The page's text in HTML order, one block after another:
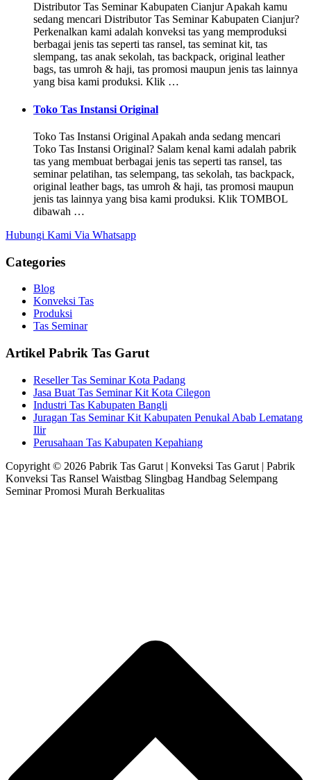
Distributor Tas Seminar Kabupaten Cianjur Apakah kamu
sedang mencari Distributor Tas Seminar Kabupaten Cianjur?
Perkenalkan kami adalah konveksi tas yang memproduksi
berbagai jenis tas seperti tas ransel, tas seminat kit, tas
slempang, tas anak sekolah, tas backpack, original leather
bags, tas umroh & haji, tas promosi maupun jenis tas lainnya
yang bisa kami produksi. Klik …
Toko Tas Instansi Original
Toko Tas Instansi Original Apakah anda sedang mencari
Toko Tas Instansi Original? Salam kenal kami adalah pabrik
tas yang membuat berbagai jenis tas seperti tas ransel, tas
seminar pelatihan, tas selempang, tas sekolah, tas backpack,
original leather bags, tas umroh & haji, tas promosi maupun
jenis tas lainnya yang bisa kami produksi. Klik TOMBOL
dibawah …
Hubungi Kami Via Whatsapp
Categories
Blog
Konveksi Tas
Produksi
Tas Seminar
Artikel Pabrik Tas Garut
Reseller Tas Seminar Kota Padang
Jasa Buat Tas Seminar Kit Kota Cilegon
Industri Tas Kabupaten Bangli
Juragan Tas Seminar Kit Kabupaten Penukal Abab Lematang
Ilir
Perusahaan Tas Kabupaten Kepahiang
Copyright © 2026 Pabrik Tas Garut | Konveksi Tas Garut | Pabrik
Konveksi Tas Ransel Waistbag Slingbag Handbag Selempang
Seminar Promosi Murah Berkualitas